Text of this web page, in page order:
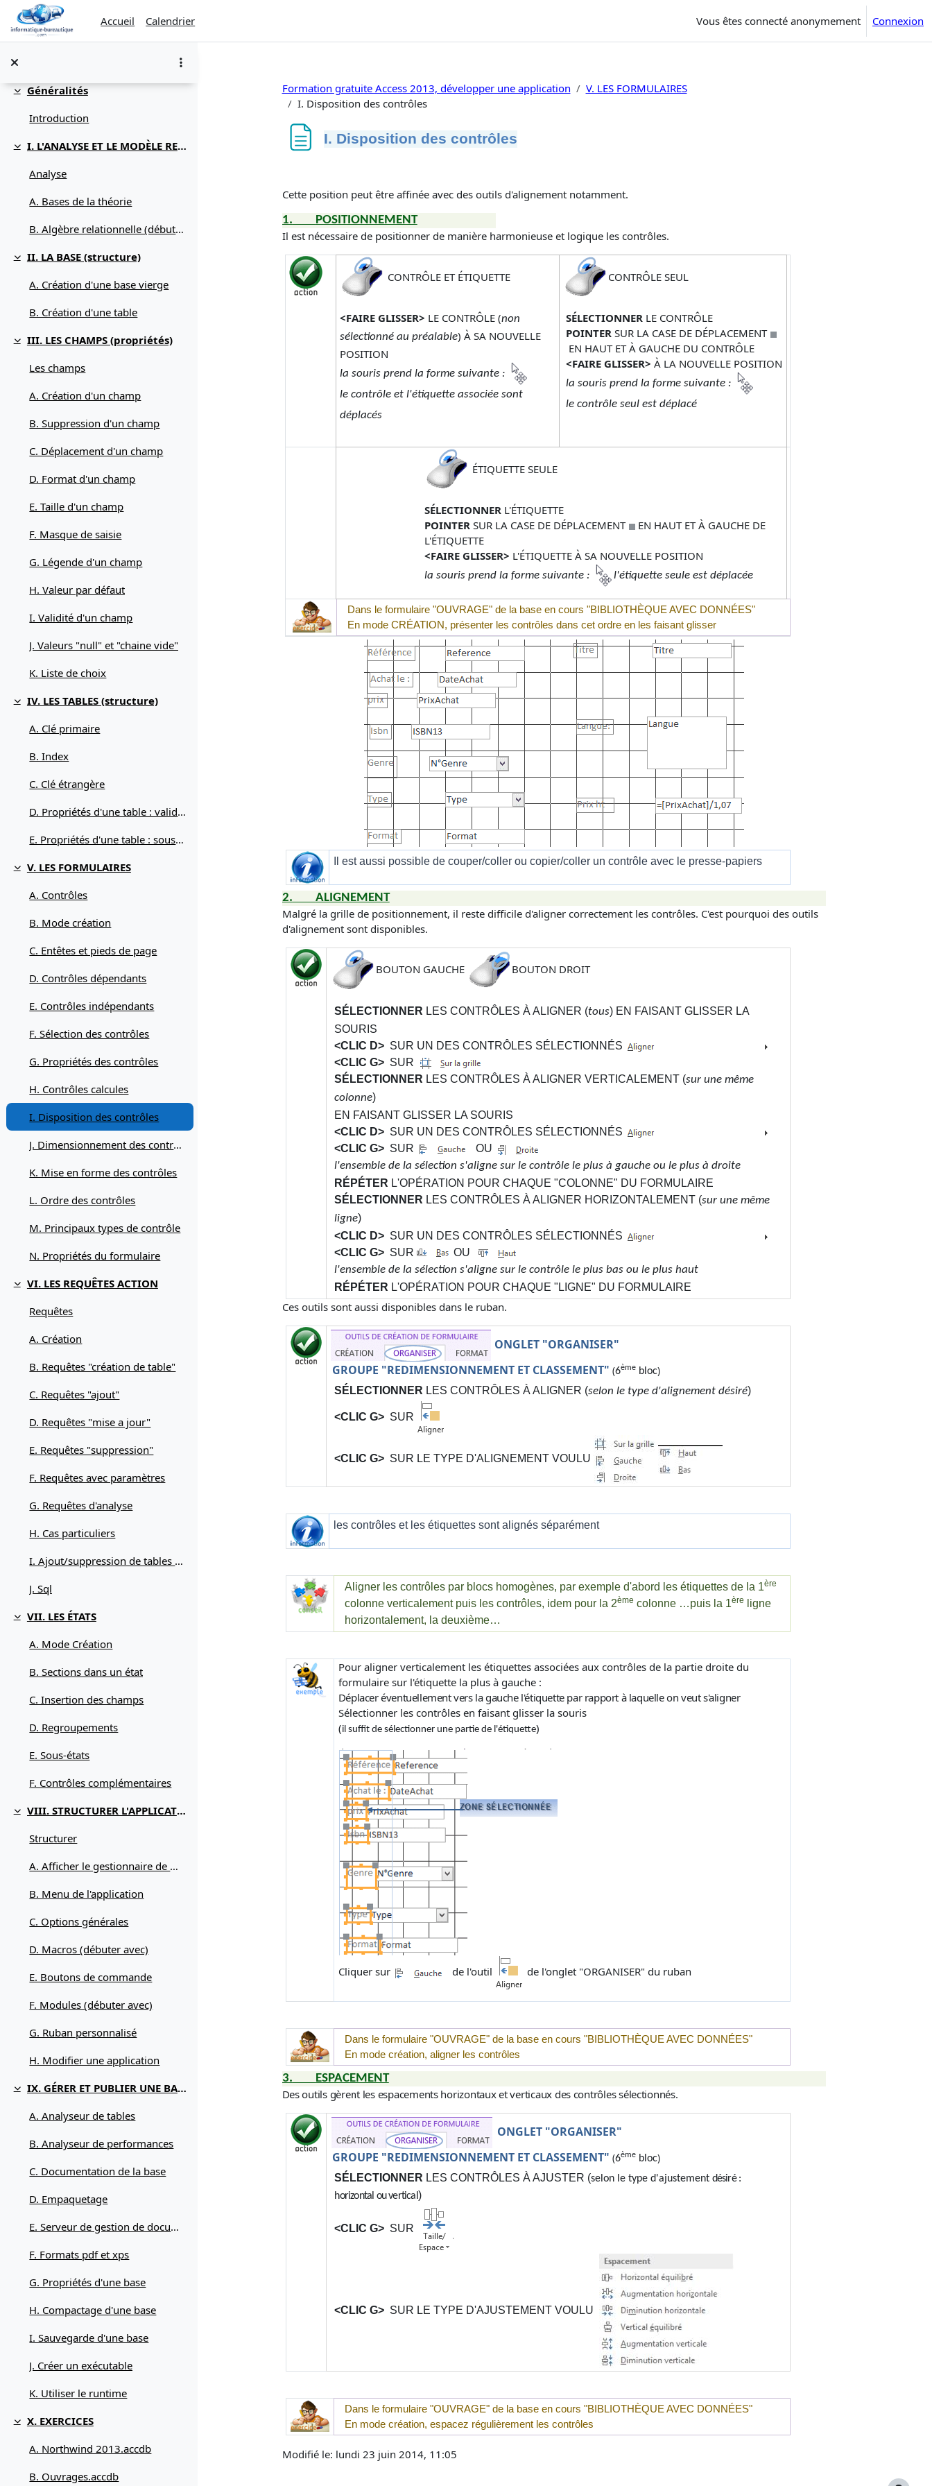
Passer au contenu principal
Accueil
Calendrier Vous êtes connecté anonymement Connexion
Replier
Généralités
Introduction
Replier
I. L'ANALYSE ET LE MODÈLE RELATIONNEL
Analyse
A. Bases de la théorie
B. Algèbre relationnelle (débuter avec)
Replier
II. LA BASE (structure)
A. Création d'une base vierge
B. Création d'une table
Replier
III. LES CHAMPS (propriétés)
Les champs
A. Création d'un champ
B. Suppression d'un champ
C. Déplacement d'un champ
D. Format d'un champ
E. Taille d'un champ
F. Masque de saisie
G. Légende d'un champ
H. Valeur par défaut
I. Validité d'un champ
J. Valeurs "null" et "chaine vide"
K. Liste de choix
Replier
IV. LES TABLES (structure)
A. Clé primaire
B. Index
C. Clé étrangère
D. Propriétés d'une table : validation
E. Propriétés d'une table : sous-feuille
Replier
V. LES FORMULAIRES
A. Contrôles
B. Mode création
C. Entêtes et pieds de page
D. Contrôles dépendants
E. Contrôles indépendants
F. Sélection des contrôles
G. Propriétés des contrôles
H. Contrôles calcules
I. Disposition des contrôles
J. Dimensionnement des contrôles
K. Mise en forme des contrôles
L. Ordre des contrôles
M. Principaux types de contrôle
N. Propriétés du formulaire
Replier
VI. LES REQUÊTES ACTION
Requêtes
A. Création
B. Requêtes "création de table"
C. Requêtes "ajout"
D. Requêtes "mise a jour"
E. Requêtes "suppression"
F. Requêtes avec paramètres
G. Requêtes d'analyse
H. Cas particuliers
I. Ajout/suppression de tables et jointures
J. Sql
Replier
VII. LES ÉTATS
A. Mode Création
B. Sections dans un état
C. Insertion des champs
D. Regroupements
E. Sous-états
F. Contrôles complémentaires
Replier
VIII. STRUCTURER L'APPLICATION
Structurer
A. Afficher le gestionnaire de menu
B. Menu de l'application
C. Options générales
D. Macros (débuter avec)
E. Boutons de commande
F. Modules (débuter avec)
G. Ruban personnalisé
H. Modifier une application
Replier
IX. GÉRER ET PUBLIER UNE BASE ACCESS
A. Analyseur de tables
B. Analyseur de performances
C. Documentation de la base
D. Empaquetage
E. Serveur de gestion de documents
F. Formats pdf et xps
G. Propriétés d'une base
H. Compactage d'une base
I. Sauvegarde d'une base
J. Créer un exécutable
K. Utiliser le runtime
Replier
X. EXERCICES
A. Northwind 2013.accdb
B. Ouvrages.accdb
Formation gratuite Access 2013, développer une application
V. LES FORMULAIRES
I. Disposition des contrôles
I. Disposition des contrôles
Cette position peut être affinée avec des outils d'alignement notamment.
1. POSITIONNEMENT
Il est nécessaire de positionner de manière harmonieuse et logique les contrôles.
CONTRÔLE ET ÉTIQUETTE
<FAIRE GLISSER> LE CONTRÔLE (non
sélectionné au préalable) À SA NOUVELLE
POSITION
la souris prend la forme suivante :
le contrôle et l'étiquette associée sont
déplacés
CONTRÔLE SEUL
SÉLECTIONNER LE CONTRÔLE
POINTER SUR LA CASE DE DÉPLACEMENT
EN HAUT ET À GAUCHE DU CONTRÔLE
<FAIRE GLISSER> À LA NOUVELLE POSITION
la souris prend la forme suivante :
le contrôle seul est déplacé
ÉTIQUETTE SEULE
SÉLECTIONNER L'ÉTIQUETTE
POINTER SUR LA CASE DE DÉPLACEMENT
EN HAUT ET À GAUCHE DE
L'ÉTIQUETTE
<FAIRE GLISSER> L'ÉTIQUETTE À SA NOUVELLE POSITION
la souris prend la forme suivante : l'étiquette seule est déplacée
Dans le formulaire "OUVRAGE" de la base en cours "BIBLIOTHÈQUE AVEC DONNÉES"
En modeCRÉATION, présenter les contrôles dans cet ordre en les faisant glisser
Il est aussi possible de couper/coller ou copier/coller un contrôle avec le presse-papiers
2. ALIGNEMENT
Malgré la grille de positionnement, il reste difficile d'aligner correctement les contrôles. C'est pourquoi des outils
d'alignement sont disponibles.
BOUTON GAUCHE BOUTON DROIT
SÉLECTIONNER LES CONTRÔLES À ALIGNER (tous) EN FAISANT GLISSER LA
SOURIS
<CLIC D> SUR UN DES CONTRÔLES SÉLECTIONNÉS
<CLIC G> SUR
SÉLECTIONNER LES CONTRÔLES À ALIGNER VERTICALEMENT (sur une même
colonne)
EN FAISANT GLISSER LA SOURIS
<CLIC D> SUR UN DES CONTRÔLES SÉLECTIONNÉS
<CLIC G> SUR OU
l'ensemble de la sélection s'aligne sur le contrôle le plus à gauche ou le plus à droite
RÉPÉTER L'OPÉRATION POUR CHAQUE "COLONNE" DU FORMULAIRE
SÉLECTIONNER LES CONTRÔLES À ALIGNER HORIZONTALEMENT (sur une même
ligne)
<CLIC D> SUR UN DES CONTRÔLES SÉLECTIONNÉS
<CLIC G> SUR OU
l'ensemble de la sélection s'aligne sur le contrôle le plus bas ou le plus haut
RÉPÉTER L'OPÉRATION POUR CHAQUE "LIGNE" DU FORMULAIRE
Ces outils sont aussi disponibles dans le ruban.
ONGLET "ORGANISER"
GROUPE "REDIMENSIONNEMENT ET CLASSEMENT" (6ème bloc)
SÉLECTIONNER LES CONTRÔLES À ALIGNER (selon le type d'alignement désiré)
<CLIC G> SUR
<CLIC G> SUR LE TYPE D'ALIGNEMENT VOULU
les contrôles et les étiquettes sont alignés séparément
Aligner les contrôles par blocs homogènes, par exemple d'abord les étiquettes de la 1ère
colonne verticalement puis les contrôles, idem pour la 2ème colonne …puis la 1ère
ligne
horizontalement, la deuxième…
Pour aligner verticalement les étiquettes associées aux contrôles de la partie droite du
formulaire sur l'étiquette la plus à gauche :
Déplacer éventuellement vers la gauche l'étiquette par rapport à laquelle on veut s'aligner
Sélectionner les contrôles en faisant glisser la souris
(il suffit de sélectionner une partie de l'étiquette)
Cliquer sur de l'outil de l'onglet "ORGANISER" du ruban
Dans le formulaire "OUVRAGE" de la base en cours "BIBLIOTHÈQUE AVEC DONNÉES"
En mode création, aligner les contrôles
3. ESPACEMENT
Des outils gèrent les espacements horizontaux et verticaux des contrôles sélectionnés.
ONGLET "ORGANISER"
GROUPE "REDIMENSIONNEMENT ET CLASSEMENT" (6ème bloc)
SÉLECTIONNER LES CONTRÔLES À AJUSTER (selon le type d'ajustement désiré :
horizontal ou vertical )
<CLIC G> SUR
<CLIC G> SUR LE TYPE D'AJUSTEMENT VOULU
Dans le formulaire "OUVRAGE" de la base en cours "BIBLIOTHÈQUE AVEC DONNÉES"
En mode création, espacez régulièrement les contrôles
Modifié le: lundi 23 juin 2014, 11:05